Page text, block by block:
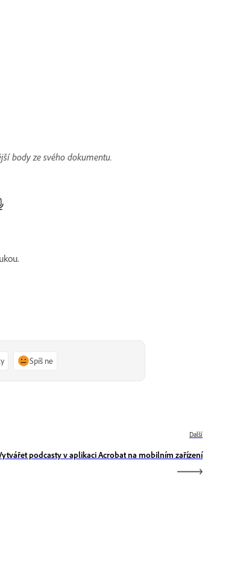
body ze svého dokumentu.
Spíš ne
Další
podcasty v aplikaci Acrobat na mobilním zařízení